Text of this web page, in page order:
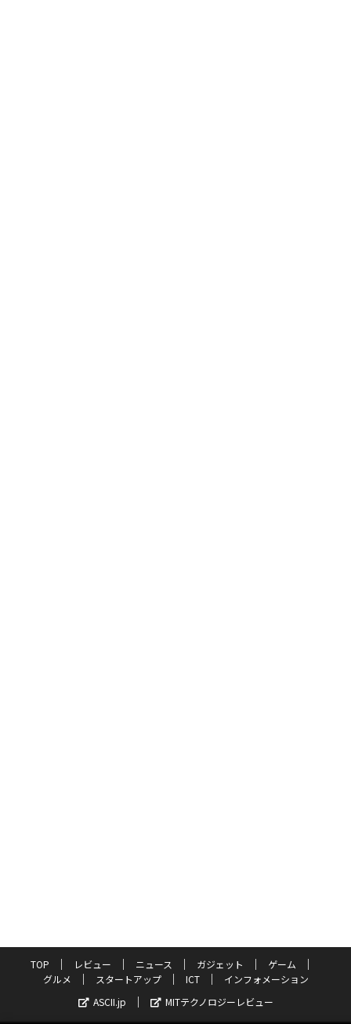
TOP レビュー ニュース ガジェット
ゲーム
グルメ
スタートアップ ICT
インフォメーション
ASCII.jp
MITテクノロジーレビュー